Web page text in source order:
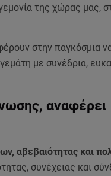
της χώρας μας,
στην παγκόσμια
με συνέδρια,
αναφέρει
αβεβαιότητας και
συνέχειας και